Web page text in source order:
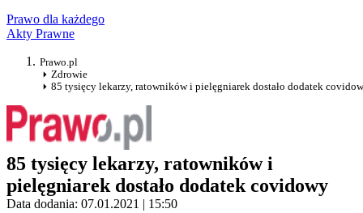
Prawo dla każdego
Akty Prawne
Prawo.pl
Zdrowie
85 tysięcy lekarzy, ratowników i pielęgniarek dostało dodatek
85 tysięcy lekarzy, ratowników i
pielęgniarek dostało dodatek covidowy
Data dodania: 07.01.2021 | 15:50